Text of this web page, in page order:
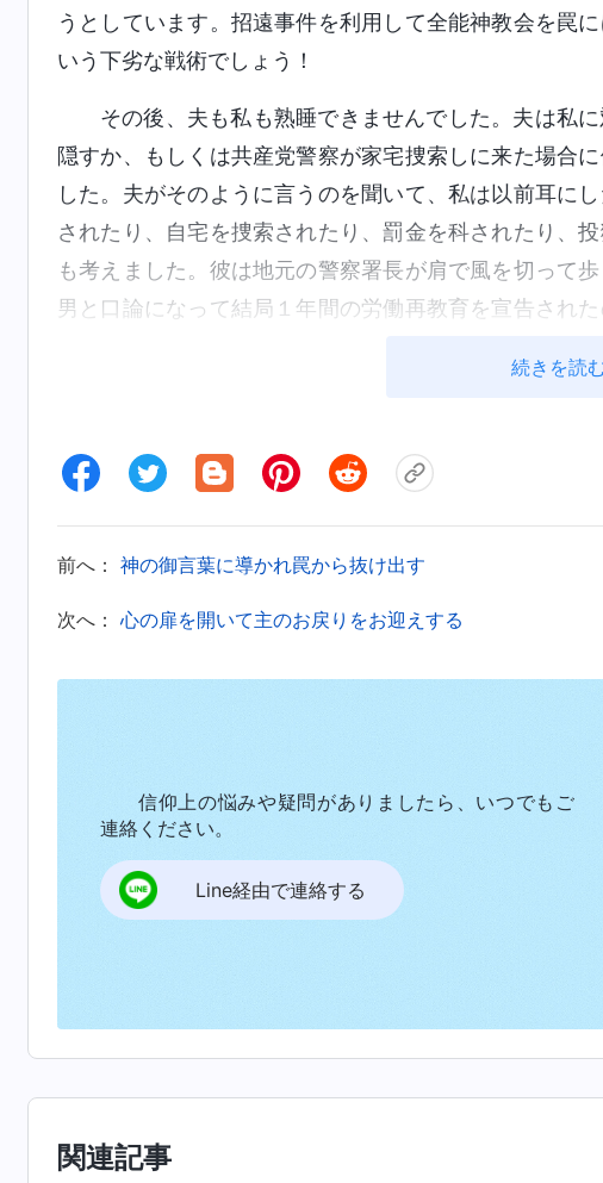
うとしています。招遠事件を利用して全能神教会を罠
いう下劣な戦術でしょう！
その後、夫も私も熟睡できませんでした。夫は私
隠すか、もしくは共産党警察が家宅捜索しに来た場合
した。夫がそのように言うのを聞いて、私は以前耳に
されたり、自宅を捜索されたり、罰金を科されたり、
も考えました。彼は地元の警察署長が肩で風を切って
男と口論になって結局１年間の労働再教育を宣告され
られてしまったら、そして自宅が家宅捜索されてしま
うえ、夫と子どもも巻き込むという最悪のシナリオを
恐怖の波が心に押し寄せるのを感じました。そして中
よる迫害を恐れて神を裏切ってしまったら、良心が一
もなく生きているだけだとしても、私は本質的に歩く
感じました。
また、からだを殺しても、魂を殺すことのでき
で滅ぼす力のあるかたを恐れなさい。
（マタイによる
「自分の命を救おうと思う者はそれを失い、わた
主イエスの御言葉は私に信念と力を与え、不安と
こう思いました。
続きを読
前へ： 神の御言葉に導かれ罠から抜け出す
次へ： 心の扉を開いて主のお戻りをお迎えする
信仰上の悩みや疑問がありましたら、いつでもご
連絡ください。
Line経由で連絡する
関連記事